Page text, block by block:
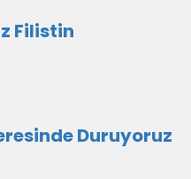
Filistin
Duruyoruz